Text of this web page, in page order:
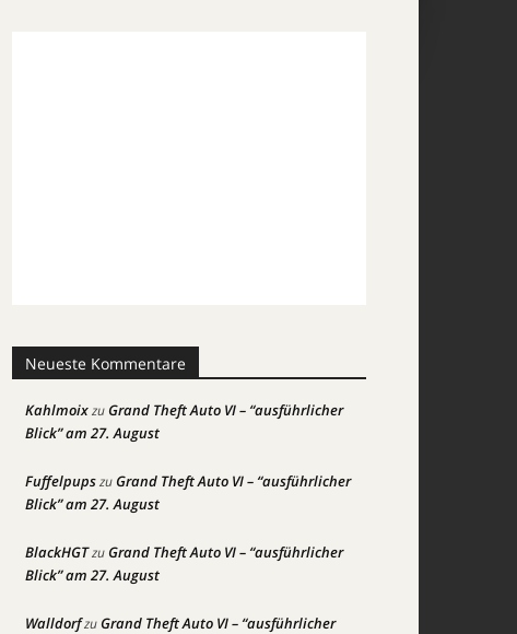
Neueste Kommentare
KahlmoixzuGrand Theft Auto VI – “ausführlicher
Blick” am 27. August
FuffelpupszuGrand Theft Auto VI – “ausführlicher
Blick” am 27. August
BlackHGTzuGrand Theft Auto VI – “ausführlicher
Blick” am 27. August
WalldorfzuGrand Theft Auto VI – “ausführlicher